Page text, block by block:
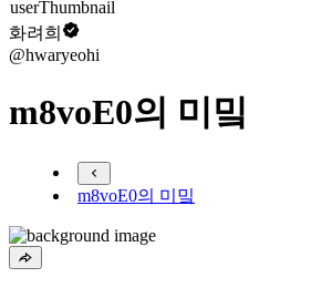
화려희
@hwaryeohi
m8voE0의 미밐
m8voE0의 미밐